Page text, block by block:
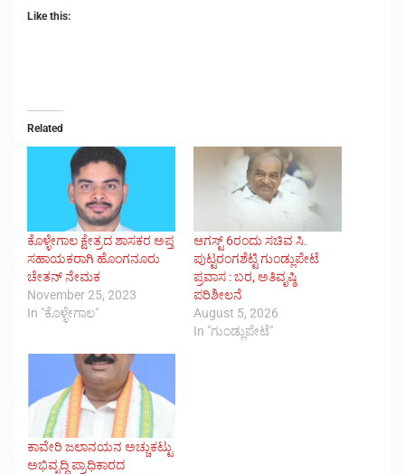
Like this:
Related
ಕೊಳ್ಳೇಗಾಲ ಕ್ಷೇತ್ರದ ಶಾಸಕರ ಅಪ್ತ
ಸಹಾಯಕರಾಗಿ ಹೊಂಗನೂರು
ಚೇತನ್ ನೇಮಕ
November 25, 2023
In "ಕೊಳ್ಳೇಗಾಲ"
ಆಗಸ್ಟ್ 6ರಂದು ಸಚಿವ ಸಿ.
ಪುಟ್ಟರಂಗಶೆಟ್ಟಿ ಗುಂಡ್ಲುಪೇಟೆ
ಪ್ರವಾಸ : ಬರ, ಅತಿವೃಷ್ಠಿ
ಪರಿಶೀಲನೆ
August 5, 2026
In "ಗುಂಡ್ಲುಪೇಟೆ"
ಕಾವೇರಿ ಜಲಾನಯನ ಅಚ್ಚುಕಟ್ಟು
ಅಭಿವೃದ್ಧಿ ಪ್ರಾಧಿಕಾರದ